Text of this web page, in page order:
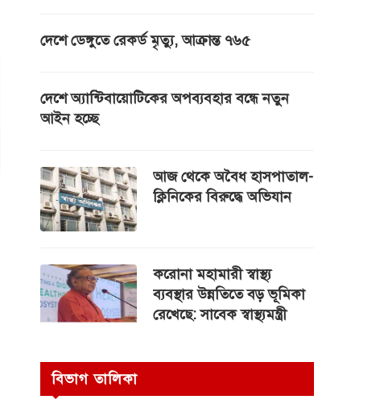
দেশে ডেঙ্গুতে রেকর্ড মৃত্যু, আক্রান্ত ৭৬৫
দেশে অ্যান্টিবায়োটিকের অপব্যবহার বন্ধে নতুন
আইন হচ্ছে
আজ থেকে অবৈধ হাসপাতাল-
ক্লিনিকের বিরুদ্ধে অভিযান
করোনা মহামারী স্বাস্থ্য
ব্যবস্থার উন্নতিতে বড় ভূমিকা
রেখেছে: সাবেক স্বাস্থ্যমন্ত্রী
বিভাগ তালিকা